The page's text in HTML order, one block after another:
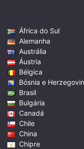
África do Sul
Alemanha
Austrália
Áustria
Bélgica
Bósnia e
Brasil
Bulgária
Canadá
Chile
China
Chipre